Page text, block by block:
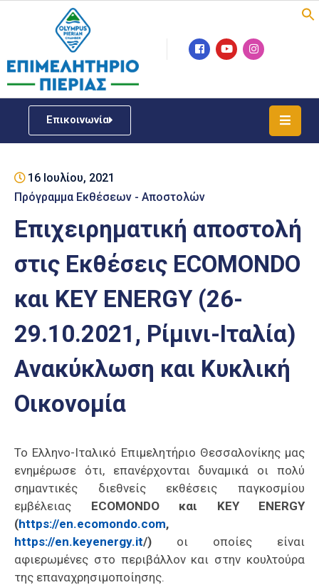
Επικοινωνία
Επιμελητήριο
Νέα
ΓΕΜΗ
Επιχειρηματική
Υποστήριξη
Έκθεση
Παραδοσιακών
Επαγγελμάτων
Έκθεση
ΕΒΕΠ-
ΚΜ
16 Ιουλίου, 2021
Πρόγραμμα Εκθέσεων - Αποστολών
Επιχειρηματική αποστολή
στις Εκθέσεις ECOMONDO
και KEY ENERGY (26-
29.10.2021, Ρίμινι-Ιταλία)
Ανακύκλωση και Κυκλική
Οικονομία
Το Ελληνο-Ιταλικό Επιμελητήριο Θεσσαλονίκης μας
ενημέρωσε ότι, επανέρχονται δυναμικά οι πολύ
σημαντικές διεθνείς εκθέσεις παγκοσμίου
εμβέλειας ECOMONDOκαι KEY
ENERGY
(https://en.ecomondo.com,
https://en.keyenergy.it/) οι οποίες είναι
αφιερωμένες στο περιβάλλον και στην κουλτούρα
της επαναχρησιμοποίησης.